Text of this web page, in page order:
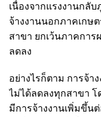
เนื่องจากแรงงานกลั
จ้างงานนอกภาคเกษ
สาขา ยกเว้นภาคกา
ลดลง
อย่างไรก็ตาม การจ้า
ไม่ได้ลดลงทุกสาขา โ
มีการจ้างงานเพิ่มขึ้น